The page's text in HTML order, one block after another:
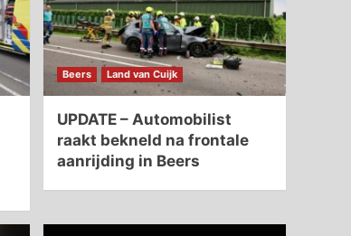
Beers Land van Cuijk
UPDATE – Automobilist
raakt bekneld na frontale
aanrijding in Beers